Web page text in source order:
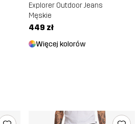
Explorer Outdoor Jeans
Męskie
449 zł
Więcej kolorów